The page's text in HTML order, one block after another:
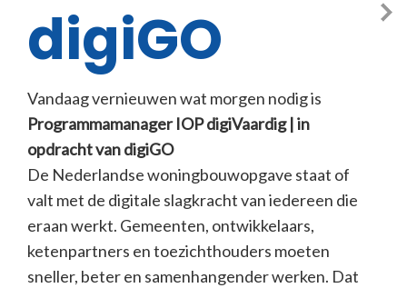
digiGO
Vandaag vernieuwen wat morgen nodig is
Programmamanager IOP digiVaardig | in
opdracht van digiGO
De Nederlandse woningbouwopgave staat of
valt met de digitale slagkracht van iedereen die
eraan werkt. Gemeenten, ontwikkelaars,
ketenpartners en toezichthouders moeten
sneller, beter en samenhangender werken. Dat